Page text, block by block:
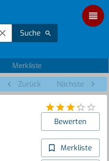
Suche
Merkliste
Zurück Nächste
Bewerten
Merkliste